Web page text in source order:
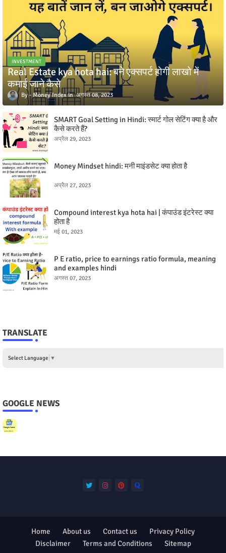
INVESTMENT
Real Estate kya hota hai: बने एक्सपर्ट होगी लाखो में
कमाई जाने कैसे
Money Index अगस्त 08, 2023
SMART Goal Setting in Hindi: स्मार्ट गोल सेटिंग क्या है और
कैसे करते हैं?
अप्रैल 29, 2023
Money Mindset hindi: मनी माइंडसेट क्या होता है
अप्रैल 27, 2023
Compound interest kya hota hai | कंपाउंड इंटरेस्ट क्या
होता है
मई 01, 2023
P E ratio, price to earnings ratio formula, meaning
and examples hindi
अगस्त 07, 2023
TRANSLATE
Select Language ▼
GOOGLE NEWS
Home About us Contact us
Privacy Policy
Disclaimer
Terms and Conditions Sitemap